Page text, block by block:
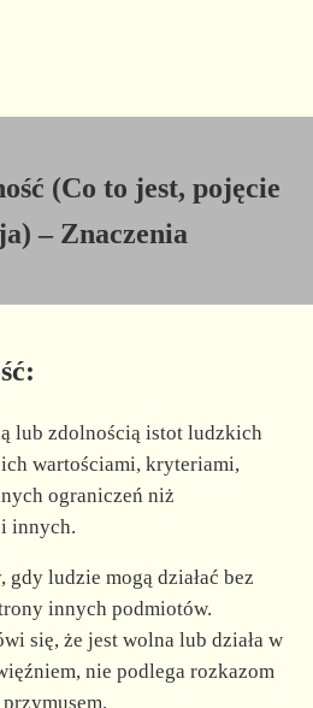
(Co to jest, pojęcie
– Znaczenia
lub zdolnością istot ludzkich
wartościami, kryteriami,
ograniczeń niż
innych.
ludzie mogą działać bez
innych podmiotów.
się, że jest wolna lub działa w
nie podlega rozkazom